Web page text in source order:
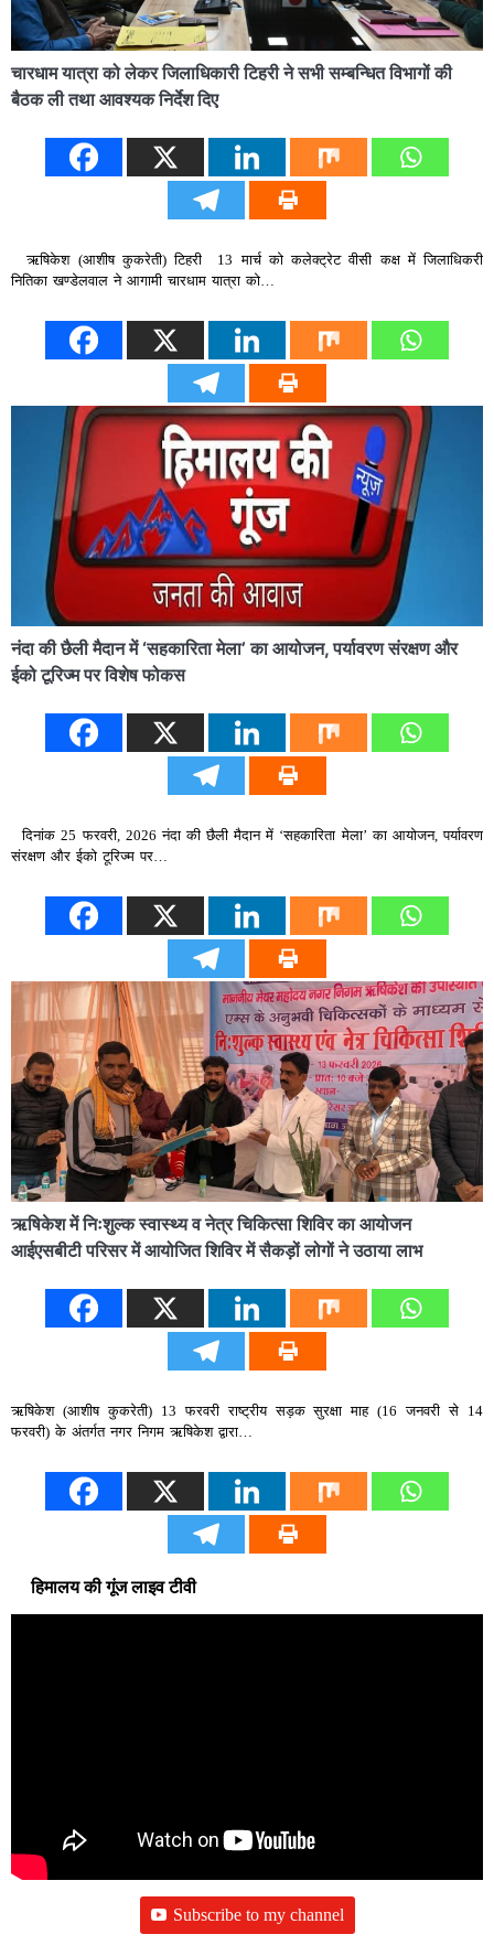
चारधाम यात्रा को लेकर जिलाधिकारी टिहरी ने सभी सम्बन्धित विभागों की
बैठक ली तथा आवश्यक निर्देश दिए
ऋषिकेश (आशीष कुकरेती) टिहरी 13 मार्च को कलेक्ट्रेट वीसी कक्ष में जिलाधिकरी
नितिका खण्डेलवाल ने आगामी चारधाम यात्रा को…
नंदा की छैली मैदान में ‘सहकारिता मेला’ का आयोजन, पर्यावरण संरक्षण और
ईको टूरिज्म पर विशेष फोकस
दिनांक 25 फरवरी, 2026 नंदा की छैली मैदान में ‘सहकारिता मेला’ का आयोजन, पर्यावरण
संरक्षण और ईको टूरिज्म पर…
ऋषिकेश में निःशुल्क स्वास्थ्य व नेत्र चिकित्सा शिविर का आयोजन
आईएसबीटी परिसर में आयोजित शिविर में सैकड़ों लोगों ने उठाया लाभ
ऋषिकेश (आशीष कुकरेती) 13 फरवरी राष्ट्रीय सड़क सुरक्षा माह (16 जनवरी से 14
फरवरी) के अंतर्गत नगर निगम ऋषिकेश द्वारा…
हिमालय की गूंज लाइव टीवी
Subscribe to my channel